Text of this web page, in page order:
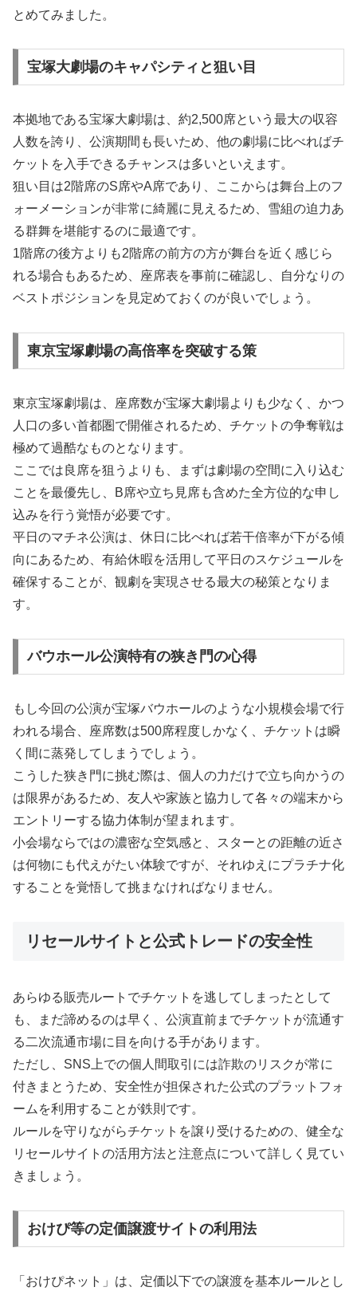
とめてみました。
宝塚大劇場のキャパシティと狙い目
本拠地である宝塚大劇場は、約2,500席という最大の収容
人数を誇り、公演期間も長いため、他の劇場に比べればチ
ケットを入手できるチャンスは多いといえます。
狙い目は2階席のS席やA席であり、ここからは舞台上のフ
ォーメーションが非常に綺麗に見えるため、雪組の迫力あ
る群舞を堪能するのに最適です。
1階席の後方よりも2階席の前方の方が舞台を近く感じら
れる場合もあるため、座席表を事前に確認し、自分なりの
ベストポジションを見定めておくのが良いでしょう。
東京宝塚劇場の高倍率を突破する策
東京宝塚劇場は、座席数が宝塚大劇場よりも少なく、かつ
人口の多い首都圏で開催されるため、チケットの争奪戦は
極めて過酷なものとなります。
ここでは良席を狙うよりも、まずは劇場の空間に入り込む
ことを最優先し、B席や立ち見席も含めた全方位的な申し
込みを行う覚悟が必要です。
平日のマチネ公演は、休日に比べれば若干倍率が下がる傾
向にあるため、有給休暇を活用して平日のスケジュールを
確保することが、観劇を実現させる最大の秘策となりま
す。
バウホール公演特有の狭き門の心得
もし今回の公演が宝塚バウホールのような小規模会場で行
われる場合、座席数は500席程度しかなく、チケットは瞬
く間に蒸発してしまうでしょう。
こうした狭き門に挑む際は、個人の力だけで立ち向かうの
は限界があるため、友人や家族と協力して各々の端末から
エントリーする協力体制が望まれます。
小会場ならではの濃密な空気感と、スターとの距離の近さ
は何物にも代えがたい体験ですが、それゆえにプラチナ化
することを覚悟して挑まなければなりません。
リセールサイトと公式トレードの安全性
あらゆる販売ルートでチケットを逃してしまったとして
も、まだ諦めるのは早く、公演直前までチケットが流通す
る二次流通市場に目を向ける手があります。
ただし、SNS上での個人間取引には詐欺のリスクが常に
付きまとうため、安全性が担保された公式のプラットフォ
ームを利用することが鉄則です。
ルールを守りながらチケットを譲り受けるための、健全な
リセールサイトの活用方法と注意点について詳しく見てい
きましょう。
おけぴ等の定価譲渡サイトの利用法
「おけぴネット」は、定価以下での譲渡を基本ルールとし